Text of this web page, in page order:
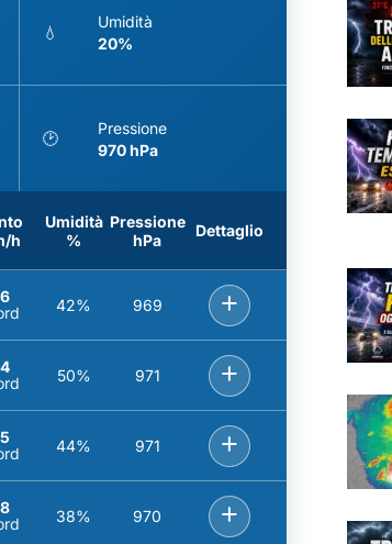
💧
Umidità
20%
🕑
Pressione
970 hPa
h
Umidità
%
Pressione
hPa
Dettaglio
42% 969 +
50% 971 +
44% 971 +
38% 970 +